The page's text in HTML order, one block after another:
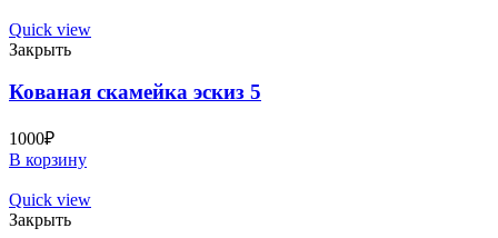
Quick view
Закрыть
Кованая скамейка эскиз 5
1000₽
В корзину
Quick view
Закрыть